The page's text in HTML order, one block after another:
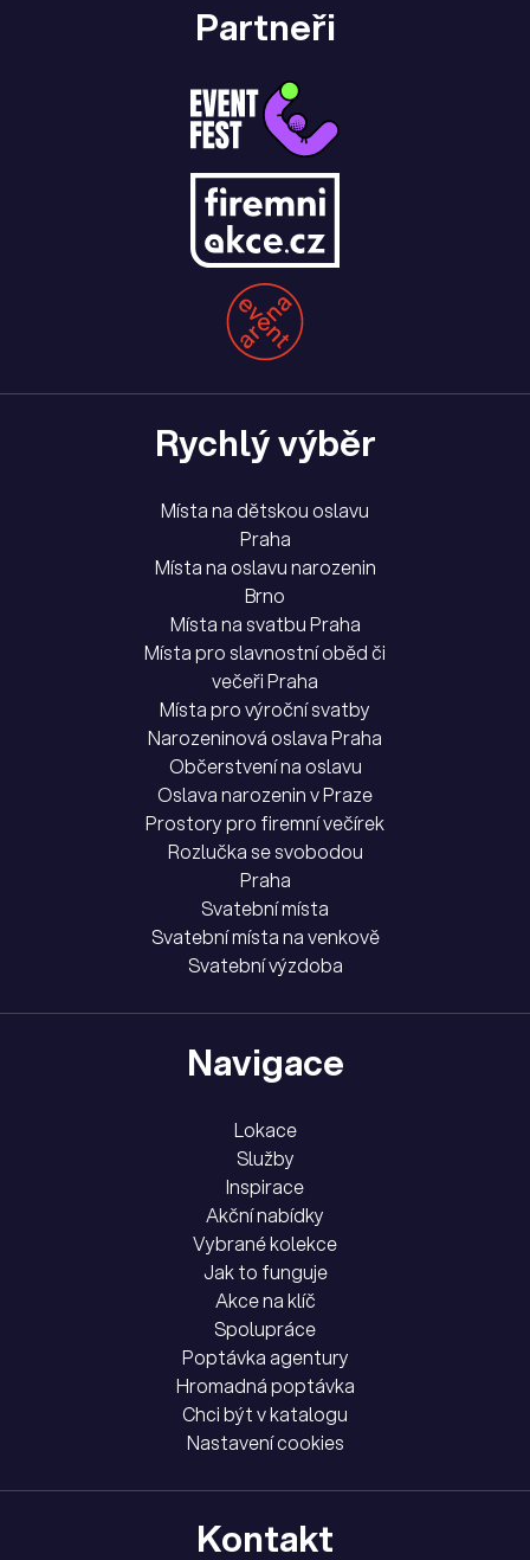
Partneři
Rychlý výběr
Místa na dětskou oslavu
Praha
Místa na oslavu narozenin
Brno
Místa na svatbu Praha
Místa pro slavnostní oběd či
večeři Praha
Místa pro výroční svatby
Narozeninová oslava Praha
Občerstvení na oslavu
Oslava narozenin v Praze
Prostory pro firemní večírek
Rozlučka se svobodou
Praha
Svatební místa
Svatební místa na venkově
Svatební výzdoba
Navigace
Lokace
Služby
Inspirace
Akční nabídky
Vybrané kolekce
Jak to funguje
Akce na klíč
Spolupráce
Poptávka agentury
Hromadná poptávka
Chci být v katalogu
Nastavení cookies
Kontakt